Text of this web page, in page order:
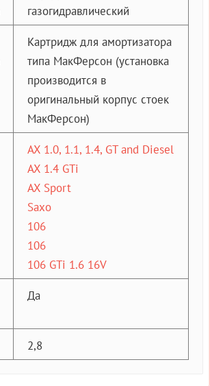
газогидравлический
Картридж для амортизатора
типа МакФерсон (установка
производится в
оригинальный корпус стоек
МакФерсон)
AX 1.0, 1.1, 1.4, GT and Diesel
AX 1.4 GTi
AX Sport
Saxo
106
106
106 GTi 1.6 16V
Да
2,8